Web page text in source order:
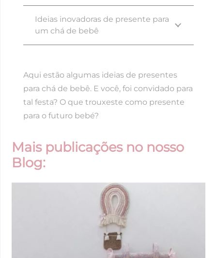
Ideias inovadoras de presente para
um chá de bebê
Aqui estão algumas ideias de presentes
para chá de bebê. E você, foi convidado para
tal festa? O que trouxeste como presente
para o futuro bebé?
Mais publicações no nosso
Blog: